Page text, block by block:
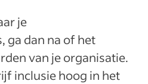
je
ga dan na of het
van je organisatie.
inclusie hoog in het